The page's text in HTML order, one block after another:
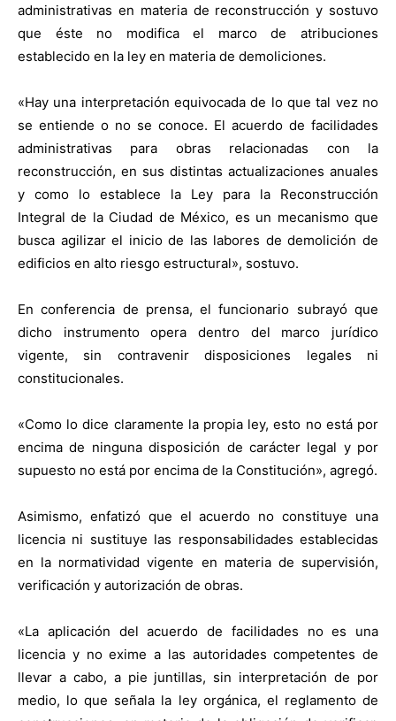
administrativas en materia de reconstrucción y sostuvo
que éste no modifica el marco de atribuciones
establecido en la ley en materia de demoliciones.
«Hay una interpretación equivocada de lo que tal vez no
se entiende o no se conoce. El acuerdo de facilidades
administrativas para obras relacionadas con la
reconstrucción, en sus distintas actualizaciones anuales
y como lo establece la Ley para la Reconstrucción
Integral de la Ciudad de México, es un mecanismo que
busca agilizar el inicio de las labores de demolición de
edificios en alto riesgo estructural», sostuvo.
En conferencia de prensa, el funcionario subrayó que
dicho instrumento opera dentro del marco jurídico
vigente, sin contravenir disposiciones legales ni
constitucionales.
«Como lo dice claramente la propia ley, esto no está por
encima de ninguna disposición de carácter legal y por
supuesto no está por encima de la Constitución», agregó.
Asimismo, enfatizó que el acuerdo no constituye una
licencia ni sustituye las responsabilidades establecidas
en la normatividad vigente en materia de supervisión,
verificación y autorización de obras.
«La aplicación del acuerdo de facilidades no es una
licencia y no exime a las autoridades competentes de
llevar a cabo, a pie juntillas, sin interpretación de por
medio, lo que señala la ley orgánica, el reglamento de